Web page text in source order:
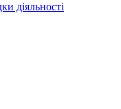
діяльності